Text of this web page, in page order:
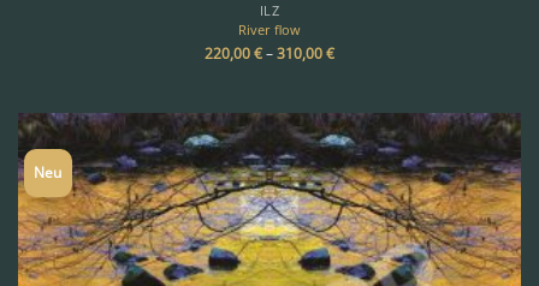
ILZ
River flow
220,00€–310,00€
Neu